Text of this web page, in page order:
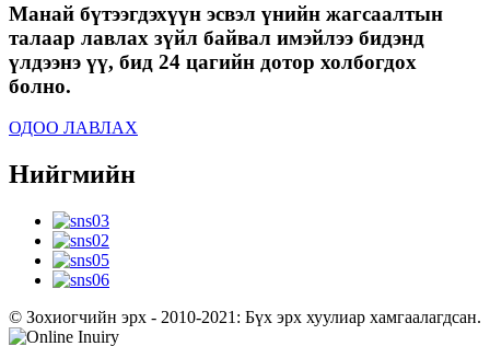
Манай бүтээгдэхүүн эсвэл үнийн жагсаалтын
талаар лавлах зүйл байвал имэйлээ бидэнд
үлдээнэ үү, бид 24 цагийн дотор холбогдох
болно.
ОДОО ЛАВЛАХ
Нийгмийн
© Зохиогчийн эрх - 2010-2021: Бүх эрх хуулиар хамгаалагдсан.